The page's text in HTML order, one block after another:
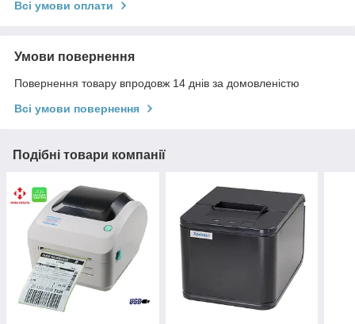
Всі умови оплати
Умови повернення
Повернення товару впродовж 14 днів за домовленістю
Всі умови повернення
Подібні товари компанії